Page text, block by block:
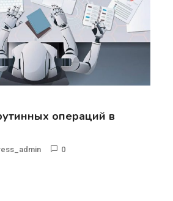
операций в
0